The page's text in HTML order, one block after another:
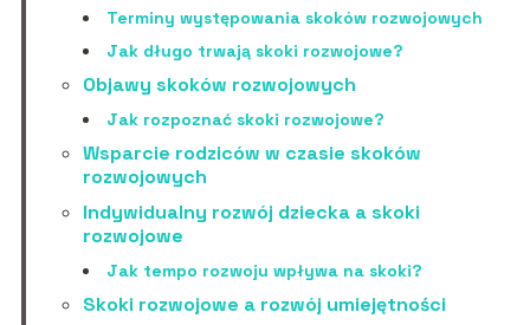
Terminy występowania skoków rozwojowych
Jak długo trwają skoki rozwojowe?
Objawy skoków rozwojowych
Jak rozpoznać skoki rozwojowe?
Wsparcie rodziców w czasie skoków
rozwojowych
Indywidualny rozwój dziecka a skoki
rozwojowe
Jak tempo rozwoju wpływa na skoki?
Skoki rozwojowe a rozwój umiejętności